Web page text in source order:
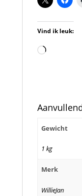
Vind ik leuk:
Aan
Gewicht
1 kg
Merk
WillieJan